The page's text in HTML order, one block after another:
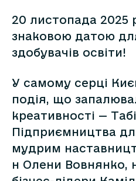
​20 листопада 2025
знаковою датою
здобувачів освіти!
​У самому серці
подія, що
креативності —
Підприємництва
мудрим
н Олени Вовнянко,